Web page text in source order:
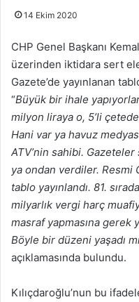
14 Ekim 2020
CHP Genel Başkanı
üzerinden iktidara sert
Gazete’de yayınlanan
“Büyük bir ihale
milyon liraya o, 5’li
Hani var ya havuz
ATV’nin sahibi.
ya ondan verdiler. Resmi
tablo yayınlandı. 81.
milyarlık vergi harç
masraf yapmasına
Böyle bir düzeni yaşadı
açıklamasında bulundu.
Kılıçdaroğlu’nun bu